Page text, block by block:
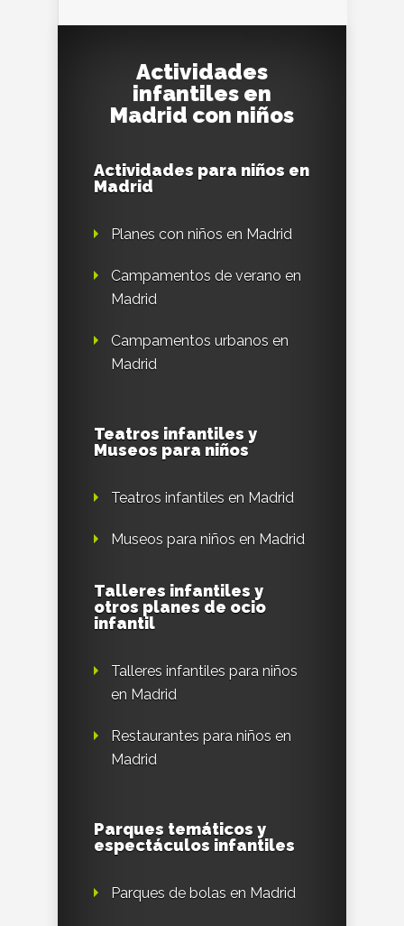
Actividades
infantiles en
Madrid con niños
Actividades para niños en
Madrid
Planes con niños en Madrid
Campamentos de verano en
Madrid
Campamentos urbanos en
Madrid
Teatros infantiles y
Museos para niños
Teatros infantiles en Madrid
Museos para niños en Madrid
Talleres infantiles y
otros planes de ocio
infantil
Talleres infantiles para niños
en Madrid
Restaurantes para niños en
Madrid
Parques temáticos y
espectáculos infantiles
Parques de bolas en Madrid